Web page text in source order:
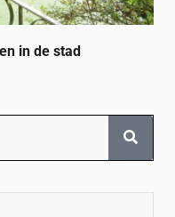
in de stad